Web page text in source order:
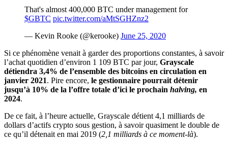
That's almost 400,000 BTC under management for
$GBTC pic.twitter.com/aMtSGHZnz2
— Kevin Rooke (@kerooke) June 25, 2020
Si ce phénomène venait à garder des proportions constantes, à savoir
l’achat quotidien d’environ 1 109 BTC par jour, Grayscale
détiendra 3,4% de l’ensemble des bitcoins en circulation en
janvier 2021. Pire encore, le gestionnaire pourrait détenir
jusqu’à 10% de la l’offre totale d’ici le prochain halving, en
2024.
De ce fait, à l’heure actuelle, Grayscale détient 4,1 milliards de
dollars d’actifs crypto sous gestion, à savoir quasiment le double de
ce qu’il détenait en mai 2019 (2,1 milliards à ce moment-là).